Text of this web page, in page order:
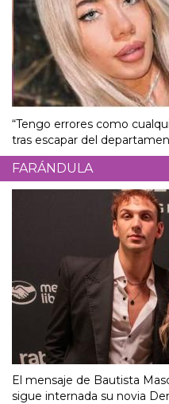
“Tengo errores como
tras escapar del
FARÁNDULA
El mensaje de Bautista
sigue internada su novia